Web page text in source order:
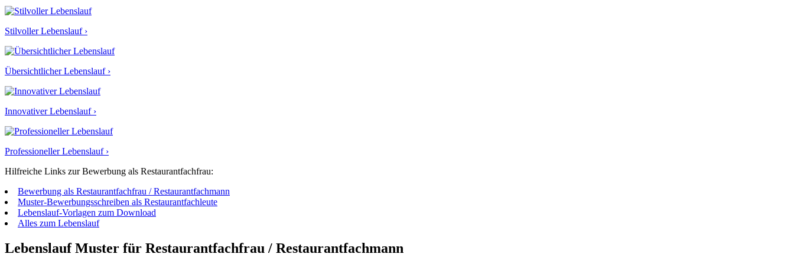
Stilvoller Lebenslauf ›
Übersichtlicher Lebenslauf ›
Innovativer Lebenslauf ›
Professioneller Lebenslauf ›
Hilfreiche Links zur Bewerbung als Restaurantfachfrau:
Bewerbung als Restaurantfachfrau / Restaurantfachmann
Muster-Bewerbungsschreiben als Restaurantfachleute
Lebenslauf-Vorlagen zum Download
Alles zum Lebenslauf
Lebenslauf Muster für Restaurantfachfrau / Restaurantfachmann